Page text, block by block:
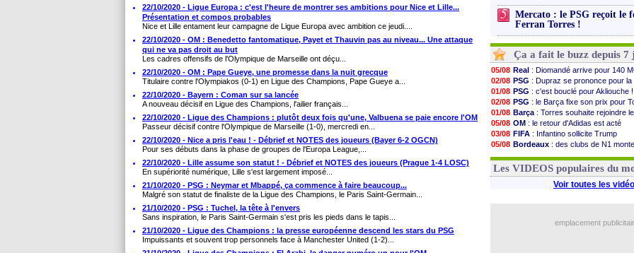
22/10/2020 - Ligue Europa : c'est l'heure de montrer ses ambitions pour Nice et Lille...
Présentation et compos probables
Nice et Lille entament leur campagne de Ligue Europa avec ambition ce jeudi....
22/10/2020 - OM : Benedetto fantomatique, Payet et Thauvin pas au niveau... Une attaque
qui ne va pas droit au but
Les cadres offensifs de l'Olympique de Marseille ont déçu...
22/10/2020 - OM : Pape Gueye, une promesse dans la nuit grecque
Titulaire contre l'Olympiakos (0-1) en Ligue des Champions, Pape Gueye a...
22/10/2020 - Bayern : Coman sur sa lancée
A nouveau décisif en Ligue des Champions, l'ailier français...
22/10/2020 - Ligue des Champions : plutôt deux fois qu'une, Valbuena se paie encore l'OM
Passeur décisif contre l'Olympique de Marseille (1-0), mercredi en...
22/10/2020 - Nice a pris l'eau ! - Débrief et NOTES des joueurs (Bayer 6-2 OGCN)
Pour ses débuts dans la phase de groupes de l'Europa League,...
22/10/2020 - Lille assume son statut ! - Débrief et NOTES des joueurs (Prague 1-4 LOSC)
En supériorité numérique, Lille s'est largement imposé...
21/10/2020 - PSG : Neymar et Mbappé, ça commence à faire beaucoup...
Malgré son statut de finaliste de la Ligue des Champions, le Paris Saint-Germain...
21/10/2020 - PSG : Tuchel, la tête à l'envers
Sans inspiration, le Paris Saint-Germain s'est pris les pieds dans le tapis...
21/10/2020 - Ligue des Champions : la presse européenne descend les stars du PSG
Impuissants et souvent trop personnels face à Manchester United (1-2)...
5
Mercato : le PSG reçoit le
Ferran Torres !
Ça a fait le buzz depuis 7
05/08 Real : Diomandé arrive pour 140
02/08 PSG : Dupraz se prononce pour la
01/08 PSG : c'est bouclé pour Akliouche !
02/08 PSG : le Barça fixe son prix pour
01/08 Barça : Torres souhaite rejoindre
05/08 OM : le retour d'Adidas est acté
03/08 FIFA : Infantino sollicite Trump
05/08 Bordeaux : des clubs de N1
03/08 Real: le démenti de Leipzig pour
Les VIDEOS populaires du
Voir toutes les
emplacement